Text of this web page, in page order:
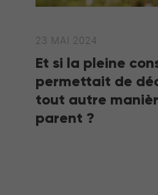
23 MAI 2024
Et si la pleine
permettait de
tout autre
parent ?